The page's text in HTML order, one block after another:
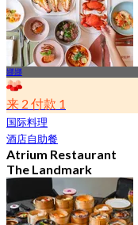
娜娜
来 2 付款 1
国际料理
酒店自助餐
Atrium Restaurant
The Landmark
Bangkok Hotel
4.6
10.7K 已预订